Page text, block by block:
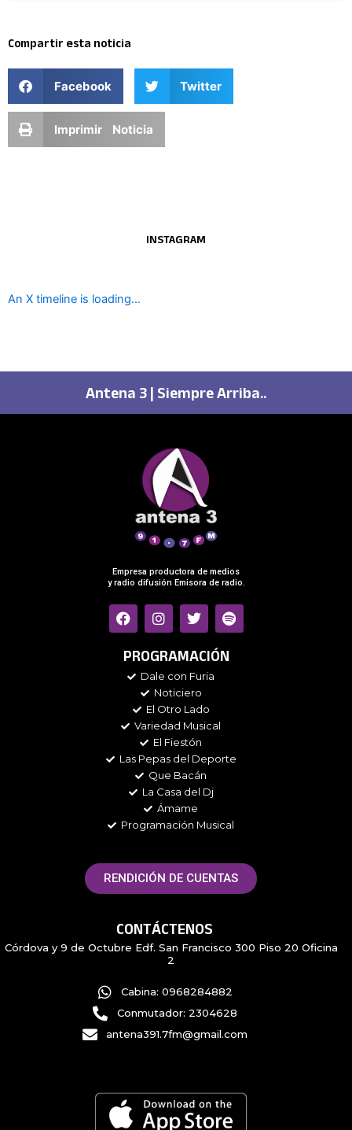
Compartir esta noticia
Facebook Twitter
Imprimir Noticia
INSTAGRAM
An X timeline is loading...
Antena 3 | Siempre Arriba..
Empresa productora de medios
y radio difusión Emisora de radio.
F
a
e
o
I
n
t
g
r
a
m
T
w
t
e
r
S
p
t
PROGRAMACIÓN
Dale con Furia
Noticiero
El Otro Lado
Variedad Musical
El Fiestón
Las Pepas del Deporte
Que Bacán
La Casa del Dj
Ámame
Programación Musical
RENDICIÓN DE CUENTAS
CONTÁCTENOS
Córdova y 9 de Octubre Edf. San Francisco 300 Piso 20 Oficina
2
Cabina: 0968284882
Conmutador: 2304628
antena391.7fm@gmail.com